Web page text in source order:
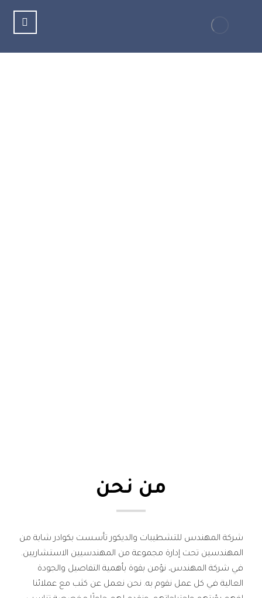
من نحن
شركة المهندس للتشطيبات والديكور تأسست بكوادر شابة من
المهندسين تحت إدارة مجموعة من المهندسيين الاستشاريين.
في شركة المهندس، نؤمن بقوة بأهمية التفاصيل والجودة
العالية في كل عمل نقوم به. نحن نعمل عن كثب مع عملائنا